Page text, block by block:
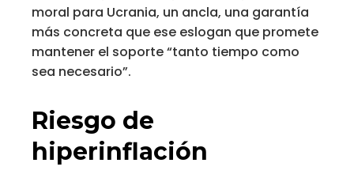
moral para Ucrania, un ancla, una garantía
más concreta que ese eslogan que promete
mantener el soporte “tanto tiempo como
sea necesario”.
Riesgo de
hiperinflación